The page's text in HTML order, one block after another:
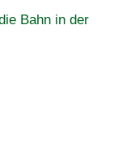
Bahn in der